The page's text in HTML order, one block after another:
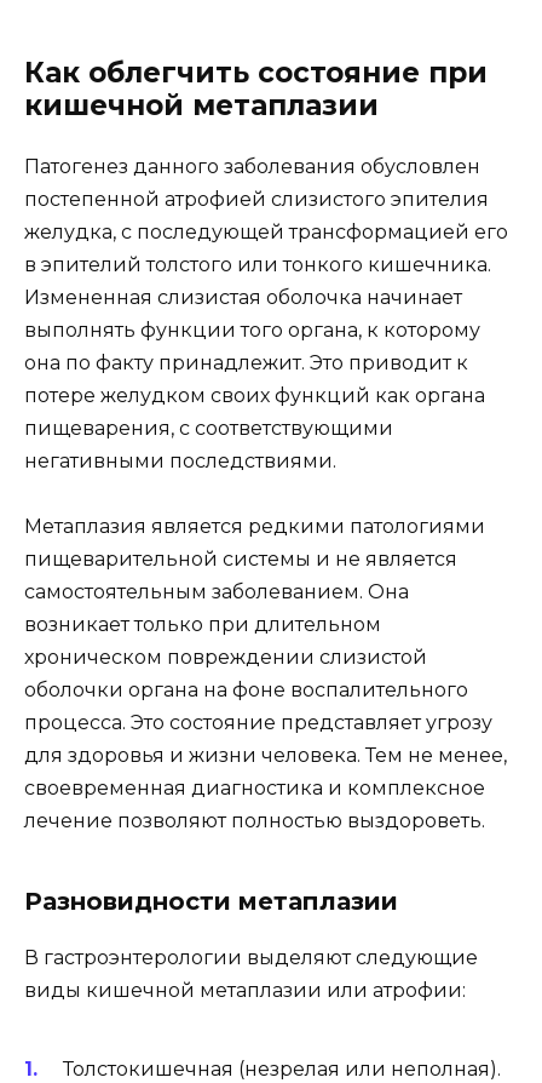
Как облегчить состояние при
кишечной метаплазии
Патогенез данного заболевания обусловлен
постепенной атрофией слизистого эпителия
желудка, с последующей трансформацией его
в эпителий толстого или тонкого кишечника.
Измененная слизистая оболочка начинает
выполнять функции того органа, к которому
она по факту принадлежит. Это приводит к
потере желудком своих функций как органа
пищеварения, с соответствующими
негативными последствиями.
Метаплазия является редкими патологиями
пищеварительной системы и не является
самостоятельным заболеванием. Она
возникает только при длительном
хроническом повреждении слизистой
оболочки органа на фоне воспалительного
процесса. Это состояние представляет угрозу
для здоровья и жизни человека. Тем не менее,
своевременная диагностика и комплексное
лечение позволяют полностью выздороветь.
Разновидности метаплазии
В гастроэнтерологии выделяют следующие
виды кишечной метаплазии или атрофии:
Толстокишечная (незрелая или неполная).